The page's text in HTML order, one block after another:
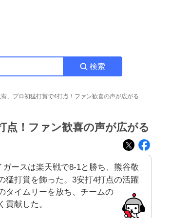
検索
、プロ初猛打賞で4打点！ファン歓喜の声が広がる
点！ファン歓喜の声が広がる
ガースは楽天戦で8-1と勝ち、熊谷敬
猛打賞を飾った。3安打4打点の活躍
タイムリーを放ち、チームの
貢献した。